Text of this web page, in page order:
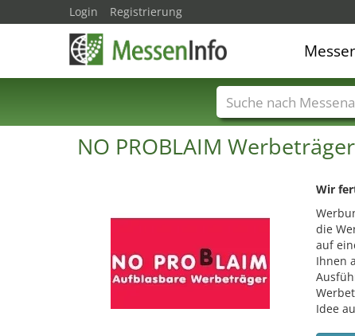
NO PROBLAIM
Wir
die
auf
Ihnen
Idee
Login Registrierung
Messenamen